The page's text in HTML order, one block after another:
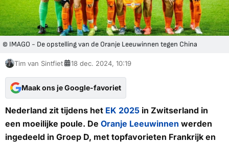
© IMAGO - De opstelling van de Oranje Leeuwinnen tegen China
Tim van Sintfiet 18 dec. 2024, 10:19
Maak ons je Google-favoriet
Nederland zit tijdens het EK 2025 in Zwitserland in
een moeilijke poule. De Oranje Leeuwinnen werden
ingedeeld in Groep D, met topfavorieten Frankrijk en